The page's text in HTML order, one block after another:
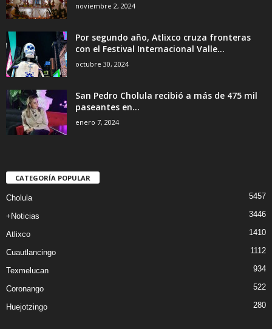
noviembre 2, 2024
Por segundo año, Atlixco cruza fronteras
con el Festival Internacional Valle...
octubre 30, 2024
San Pedro Cholula recibió a más de 475 mil
paseantes en...
enero 7, 2024
CATEGORÍA POPULAR
Cholula 5457
+Noticias 3446
Atlixco 1410
Cuautlancingo 1112
Texmelucan 934
Coronango 522
Huejotzingo 280